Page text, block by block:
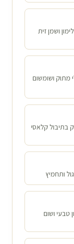
ושמן זית
מתוק ושומשום
בתיבול קלאסי
ותחמיץ
טבעי ושום